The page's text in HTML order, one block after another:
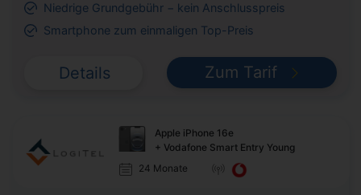
Niedrige Grundgebühr − kein Anschlusspreis
Smartphone zum einmaligen Top-Preis
Details Zum Tarif
Apple iPhone 16e
+ Vodafone Smart Entry Young
24 Monate